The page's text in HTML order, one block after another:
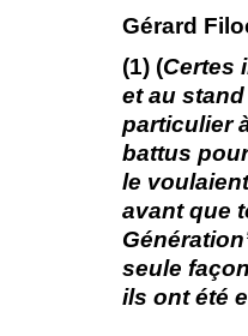
Gérard
(1) (Certes
et au
particulier
battus
le
avant que
seule
ils ont été